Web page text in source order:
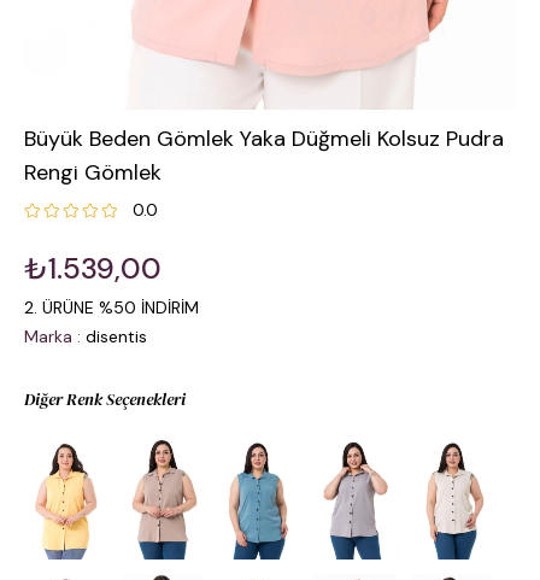
Büyük Beden Gömlek Yaka Düğmeli Kolsuz Pudra
Rengi Gömlek
0.0
₺1.539,00
2. ÜRÜNE %50 İNDİRİM
Marka : disentis
Diğer Renk Seçenekleri